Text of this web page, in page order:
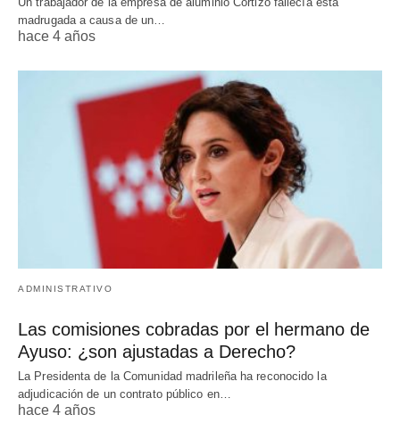
madrugada a causa de un…
hace 4 años
ADMINISTRATIVO
Las comisiones cobradas por el hermano de
Ayuso: ¿son ajustadas a Derecho?
La Presidenta de la Comunidad madrileña ha reconocido la
adjudicación de un contrato público en…
hace 4 años